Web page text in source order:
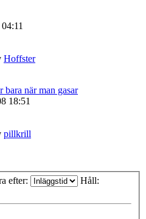
Hoffster
bara när man gasar
18:51
pillkrill
efter: Håll: